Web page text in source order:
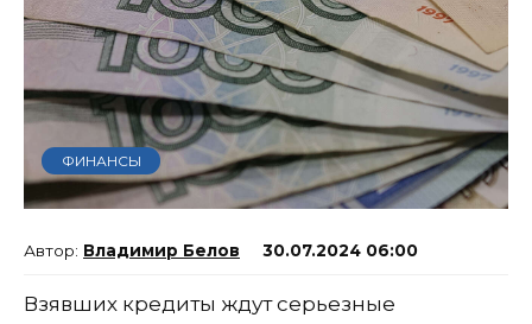
ФИНАНСЫ
Владимир Белов 30.07.2024 06:00
Взявших кредиты ждут серьезные